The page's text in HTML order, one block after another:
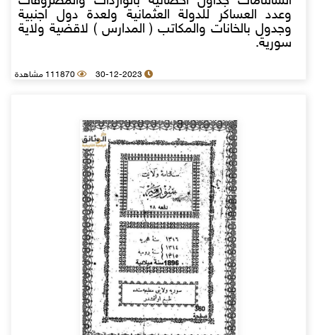
وعدد العساكر للدولة العثمانية ولعدة دول اجنبية
وجدول بالخانات والمكاتب ( المدارس ) لاقضية ولاية
سورية.
30-12-2023 111870 مشاهدة